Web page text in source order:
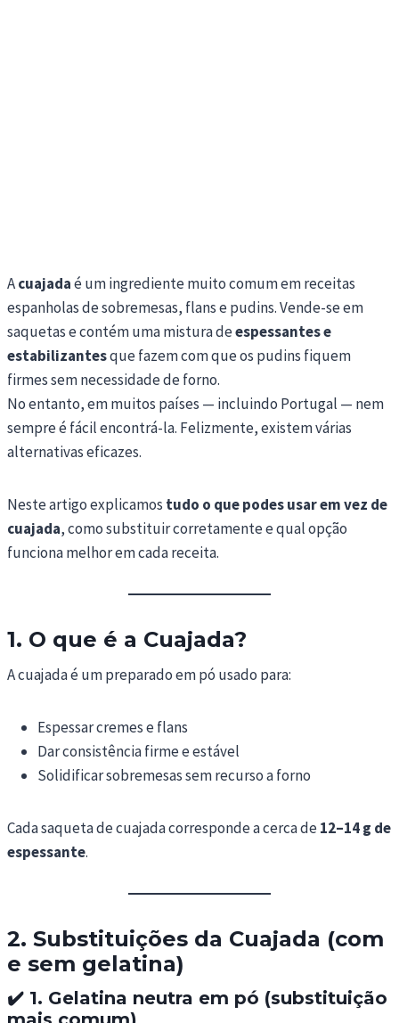
Acuajadaé um ingrediente muito comum em receitas
espanholas de sobremesas, flans e pudins. Vende-se em
saquetas e contém uma mistura deespessantes e
estabilizantesque fazem com que os pudins fiquem
firmes sem necessidade de forno.
No entanto, em muitos países — incluindo Portugal — nem
sempre é fácil encontrá-la. Felizmente, existem várias
alternativas eficazes.
Neste artigo explicamos tudo o que podes usar em vez de
cuajada, como substituir corretamente e qual opção
funciona melhor em cada receita.
1. O que é a Cuajada?
A cuajada é um preparado em pó usado para:
Espessar cremes e flans
Dar consistência firme e estável
Solidificar sobremesas sem recurso a forno
Cada saqueta de cuajada corresponde a cerca de12–14 g de
espessante.
2. Substituições da Cuajada (com
e sem gelatina)
✔️ 1. Gelatina neutra em pó (substituição